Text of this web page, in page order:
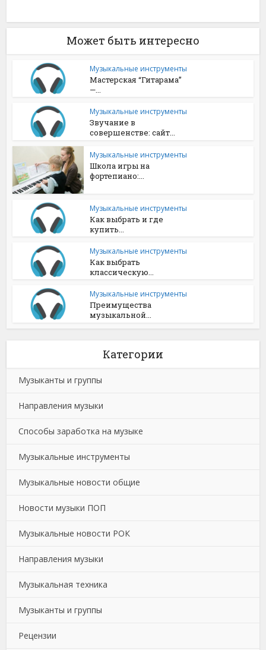
Может быть интересно
Музыкальные инструменты
Мастерская “Гитарама”
—...
Музыкальные инструменты
Звучание в
совершенстве: сайт...
Музыкальные инструменты
Школа игры на
фортепиано:...
Музыкальные инструменты
Как выбрать и где
купить...
Музыкальные инструменты
Как выбрать
классическую...
Музыкальные инструменты
Преимущества
музыкальной...
Категории
Музыканты и группы
Направления музыки
Способы заработка на музыке
Музыкальные инструменты
Музыкальные новости общие
Новости музыки ПОП
Музыкальные новости РОК
Направления музыки
Музыкальная техника
Музыканты и группы
Рецензии